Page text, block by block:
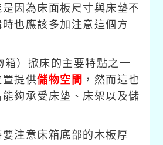
因為床面板尺寸與床墊不
也應該多加注意這個方
箱）掀床的主要特點之一
置提供儲物空間 ，然而這也
夠承受床墊、床架以及儲
注意床箱底部的木板厚